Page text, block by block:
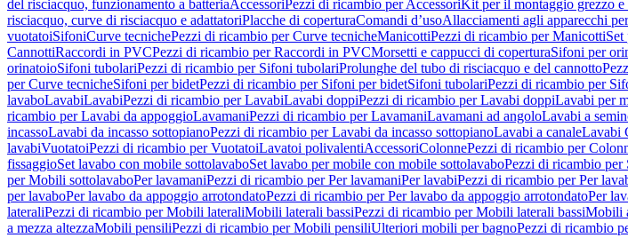
del risciacquo, funzionamento a batteriaAccessoriPezzi di ricambio per AccessoriKit per il montaggio grezzo e
risciacquo, curve di risciacquo e adattatoriPlacche di coperturaComandi d’usoAllacciamenti agli apparecchi
vuotatoiSifoniCurve tecnichePezzi di ricambio per Curve tecnicheManicottiPezzi di ricambio per ManicottiSet
CannottiRaccordi in PVCPezzi di ricambio per Raccordi in PVCMorsetti e cappucci di coperturaSifoni per
orinatoioSifoni tubolariPezzi di ricambio per Sifoni tubolariProlunghe del tubo di risciacquo e del cannotto
per Curve tecnicheSifoni per bidetPezzi di ricambio per Sifoni per bidetSifoni tubolariPezzi di ricambio per
lavaboLavabiLavabiPezzi di ricambio per LavabiLavabi doppiPezzi di ricambio per Lavabi doppiLavabi per
ricambio per Lavabi da appoggioLavamaniPezzi di ricambio per LavamaniLavamani ad angoloLavabi a
incassoLavabi da incasso sottopianoPezzi di ricambio per Lavabi da incasso sottopianoLavabi a canaleLavabi
lavabiVuotatoiPezzi di ricambio per VuotatoiLavatoi polivalentiAccessoriColonnePezzi di ricambio per
fissaggioSet lavabo con mobile sottolavaboSet lavabo per mobile con mobile sottolavaboPezzi di ricambio per
per Mobili sottolavaboPer lavamaniPezzi di ricambio per Per lavamaniPer lavabiPezzi di ricambio per Per
per lavaboPer lavabo da appoggio arrotondatoPezzi di ricambio per Per lavabo da appoggio arrotondatoPer
lateraliPezzi di ricambio per Mobili lateraliMobili laterali bassiPezzi di ricambio per Mobili laterali bassiMobili
a mezza altezzaMobili pensiliPezzi di ricambio per Mobili pensiliUlteriori mobili per bagnoPezzi di ricambio